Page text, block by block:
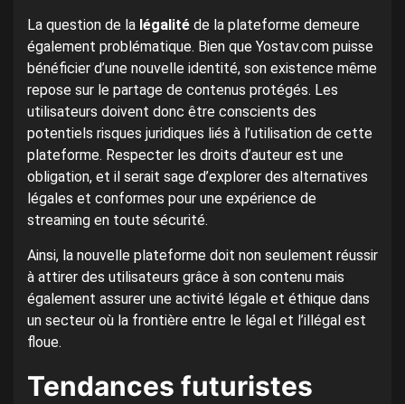
La question de la légalité de la plateforme demeure
également problématique. Bien que Yostav.com puisse
bénéficier d’une nouvelle identité, son existence même
repose sur le partage de contenus protégés. Les
utilisateurs doivent donc être conscients des
potentiels risques juridiques liés à l’utilisation de cette
plateforme. Respecter les droits d’auteur est une
obligation, et il serait sage d’explorer des alternatives
légales et conformes pour une expérience de
streaming en toute sécurité.
Ainsi, la nouvelle plateforme doit non seulement réussir
à attirer des utilisateurs grâce à son contenu mais
également assurer une activité légale et éthique dans
un secteur où la frontière entre le légal et l’illégal est
floue.
Tendances futuristes